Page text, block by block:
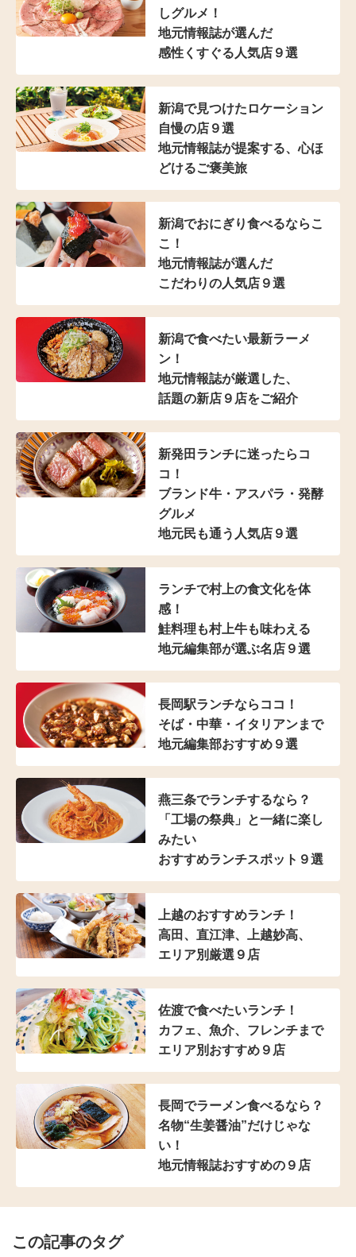
しグルメ！
地元情報誌が選んだ
感性くすぐる人気店９選
新潟で見つけた ロケーション
自慢の店９選
地元情報誌が提案する、心ほ
どけるご褒美旅
新潟でおにぎり食べるならこ
こ！
地元情報誌が選んだ
こだわりの人気店９選
新潟で食べたい最新ラーメ
ン！
地元情報誌が厳選した、
話題の新店９店をご紹介
新発田ランチに迷ったらコ
コ！
ブランド牛・アスパラ ・発酵
グルメ
地元民も通う人気店９選
ランチで村上の食文化を体
感！
鮭料理も村上牛も味わえる
地元編集部が選ぶ名店９選
長岡駅ランチならココ！
そば・中華・イタリアンまで
地元編集部おすすめ９選
燕三条でランチするなら？
「工場の祭典」と一緒に楽し
みたい
おすすめランチスポット９選
上越のおすすめランチ！
高田、直江津、上越妙高、
エリア別厳選９店
佐渡で食べたいランチ！
カフェ、魚介、フレンチまで
エリア別おすすめ９店
長岡でラーメン食べるなら？
名物“生姜醤油”だけじゃな
い！
地元情報誌おすすめの９店
この記事のタグ